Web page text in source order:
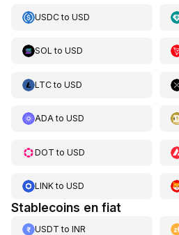
USDCto USD
SOL to USD
LTCto USD
ADAto USD
DOT to USD
LINKto USD
Stablecoins en fiat
USDT to INR